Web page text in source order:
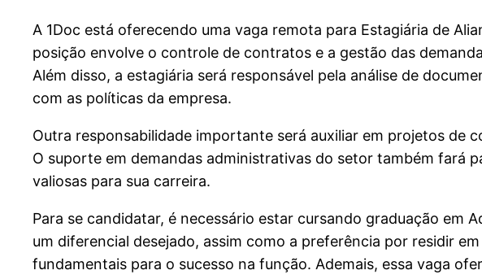
A 1Doc está oferecendo uma vaga remota para Estagiária de
posição envolve o controle de contratos e a gestão das
Além disso, a estagiária será responsável pela análise de
com as políticas da empresa.
Outra responsabilidade importante será auxiliar em projetos de
O suporte em demandas administrativas do setor também fará
valiosas para sua carreira.
Para se candidatar, é necessário estar cursando graduação em
um diferencial desejado, assim como a preferência por residir
fundamentais para o sucesso na função. Ademais, essa vaga